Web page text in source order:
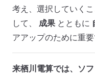
考え、選択していく
して、 成果 とともに
アアップのために重要
来栖川電算では、ソ